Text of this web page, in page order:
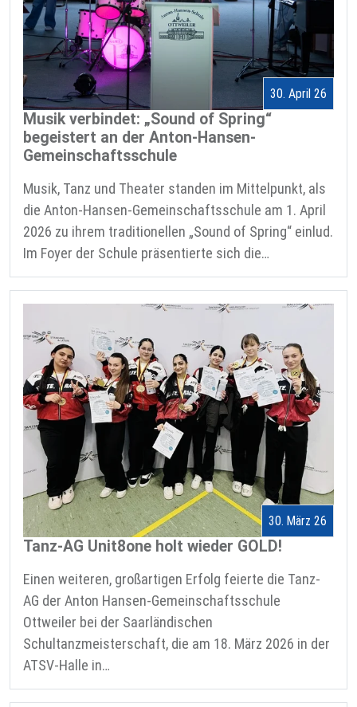
30. April 26
Musik verbindet: „Sound of Spring“
begeistert an der Anton-Hansen-
Gemeinschaftsschule
Musik, Tanz und Theater standen im Mittelpunkt, als
die Anton-Hansen-Gemeinschaftsschule am 1. April
2026 zu ihrem traditionellen „Sound of Spring“ einlud.
Im Foyer der Schule präsentierte sich die…
30. März 26
Tanz-AG Unit8one holt wieder GOLD!
Einen weiteren, großartigen Erfolg feierte die Tanz-
AG der Anton Hansen-Gemeinschaftsschule
Ottweiler bei der Saarländischen
Schultanzmeisterschaft, die am 18. März 2026 in der
ATSV-Halle in…